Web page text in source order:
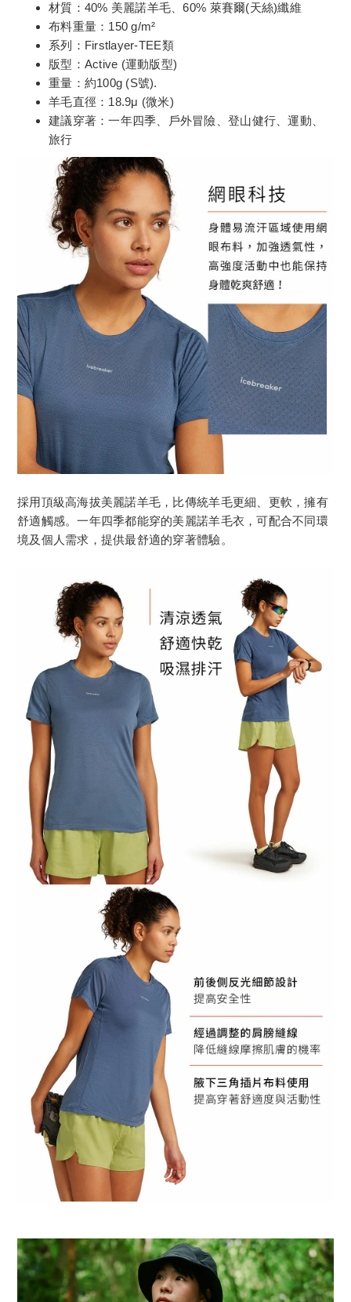
材質：40% 美麗諾羊毛、60% 萊賽爾(天絲)纖維
布料重量：150 g/m²
系列：Firstlayer-TEE類
版型：Active (運動版型)
重量：約100g (S號).
羊毛直徑：18.9μ (微米)
建議穿著：一年四季、戶外冒險、登山健行、運動、
旅行
採用頂級高海拔美麗諾羊毛，比傳統羊毛更細、更軟，擁有
舒適觸感。一年四季都能穿的美麗諾羊毛衣，可配合不同環
境及個人需求，提供最舒適的穿著體驗。